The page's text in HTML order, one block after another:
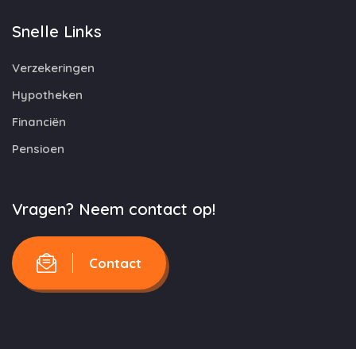
Snelle Links
Verzekeringen
Hypotheken
Financiën
Pensioen
Vragen? Neem contact op!
Contact